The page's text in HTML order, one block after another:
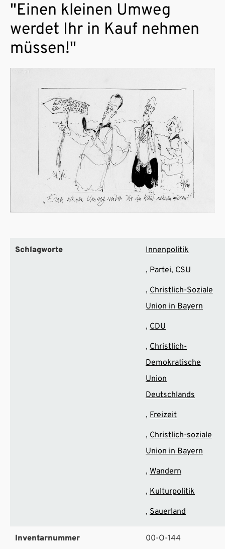
"Einen kleinen Umweg
werdet Ihr in Kauf nehmen
müssen!"
Schlagworte
Innenpolitik
Partei CSU
Christlich-Soziale
Union in Bayern
CDU
Christlich-
Demokratische
Union
Deutschlands
Freizeit
Christlich-soziale
Union in Bayern
Wandern
Kulturpolitik
Sauerland
Inventarnummer 00-O-144